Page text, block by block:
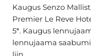
Kaugus Senzo
Premier Le Reve
5*. Kaugus
lennujaama